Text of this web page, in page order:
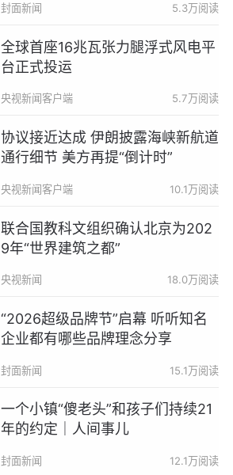
封面新闻 5.3万阅读
全球首座16兆瓦张力腿浮式风电平
台正式投运
央视新闻客户端 5.7万阅读
协议接近达成 伊朗披露海峡新航道
通行细节 美方再提“倒计时”
央视新闻客户端 10.1万阅读
联合国教科文组织确认北京为202
9年“世界建筑之都”
央视新闻 18.0万阅读
“2026超级品牌节”启幕 听听知名
企业都有哪些品牌理念分享
封面新闻 15.1万阅读
一个小镇“傻老头”和孩子们持续21
年的约定｜人间事儿
封面新闻 12.1万阅读